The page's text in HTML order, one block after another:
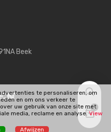
0
Beek
te personaliseren, om
en om ons verkeer te
uw gebruik van onze site met
media, reclame en analyse.View
Afwijzen